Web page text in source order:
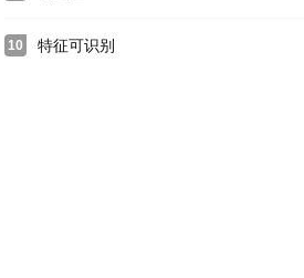
洛 饰），中
自己回到了一个完全陌生且危机四伏的世界。
10 特征可识别